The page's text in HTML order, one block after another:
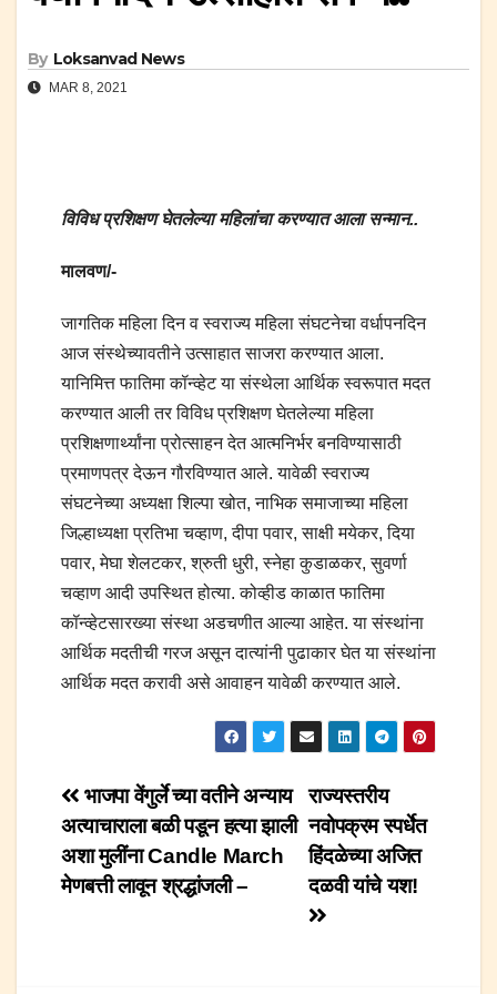
By Loksanvad News
MAR 8, 2021
विविध प्रशिक्षण घेतलेल्या महिलांचा करण्यात आला सन्मान..
मालवण/-
जागतिक महिला दिन व स्वराज्य महिला संघटनेचा वर्धापनदिन
आज संस्थेच्यावतीने उत्साहात साजरा करण्यात आला.
यानिमित्त फातिमा कॉन्व्हेट या संस्थेला आर्थिक स्वरूपात मदत
करण्यात आली तर विविध प्रशिक्षण घेतलेल्या महिला
प्रशिक्षणार्थ्यांना प्रोत्साहन देत आत्मनिर्भर बनविण्यासाठी
प्रमाणपत्र देऊन गौरविण्यात आले. यावेळी स्वराज्य
संघटनेच्या अध्यक्षा शिल्पा खोत, नाभिक समाजाच्या महिला
जिल्हाध्यक्षा प्रतिभा चव्हाण, दीपा पवार, साक्षी मयेकर, दिया
पवार, मेघा शेलटकर, श्रुती धुरी, स्नेहा कुडाळकर, सुवर्णा
चव्हाण आदी उपस्थित होत्या. कोव्हीड काळात फातिमा
कॉन्व्हेटसारख्या संस्था अडचणीत आल्या आहेत. या संस्थांना
आर्थिक मदतीची गरज असून दात्यांनी पुढाकार घेत या संस्थांना
आर्थिक मदत करावी असे आवाहन यावेळी करण्यात आले.
Post
navigation
राज्यस्तरीय
नवोपक्रम स्पर्धेत
हिंदळेच्या अजित
दळवी यांचे यश!
भाजपा वेंगुर्ले च्या वतीने अन्याय
अत्याचाराला बळी पडून हत्या झाली
अशा मुलींना Candle March
मेणबत्ती लावून श्रद्धांजली –